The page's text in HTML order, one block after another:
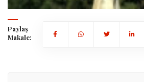
Paylaş
Makale: